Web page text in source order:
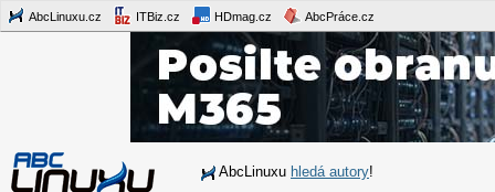
AbcLinuxu.cz ITBiz.cz HDmag.cz AbcPráce.cz
AbcLinuxu hledá autory!